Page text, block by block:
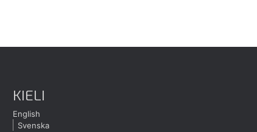
KIELI
English
Svenska